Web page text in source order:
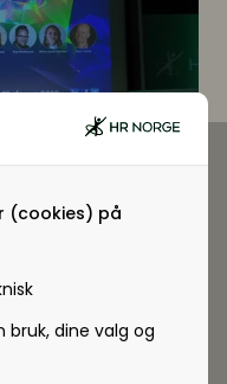
(cookies) på
bruk, dine valg og